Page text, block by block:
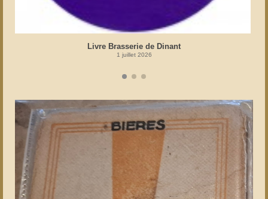
Livre Brasserie de Dinant
1 juillet 2026